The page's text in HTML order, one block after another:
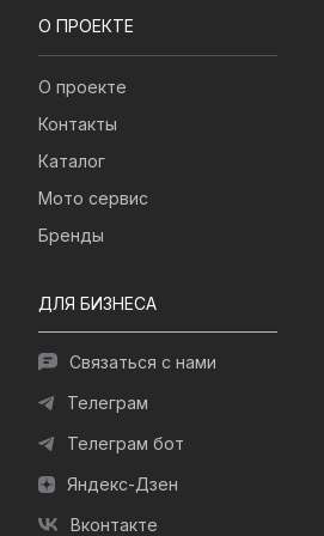
О ПРОЕКТЕ
О проекте
Контакты
Каталог
Мото сервис
Бренды
ДЛЯ БИЗНЕСА
Связаться с нами
Телеграм
Телеграм бот
Яндекс-Дзен
Вконтакте